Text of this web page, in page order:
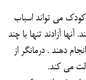
می تواند اسباب
آزادند تنها با چند
دهند . درمانگر از
می کند.